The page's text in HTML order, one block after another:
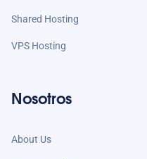
Shared Hosting
VPS Hosting
Nosotros
About Us